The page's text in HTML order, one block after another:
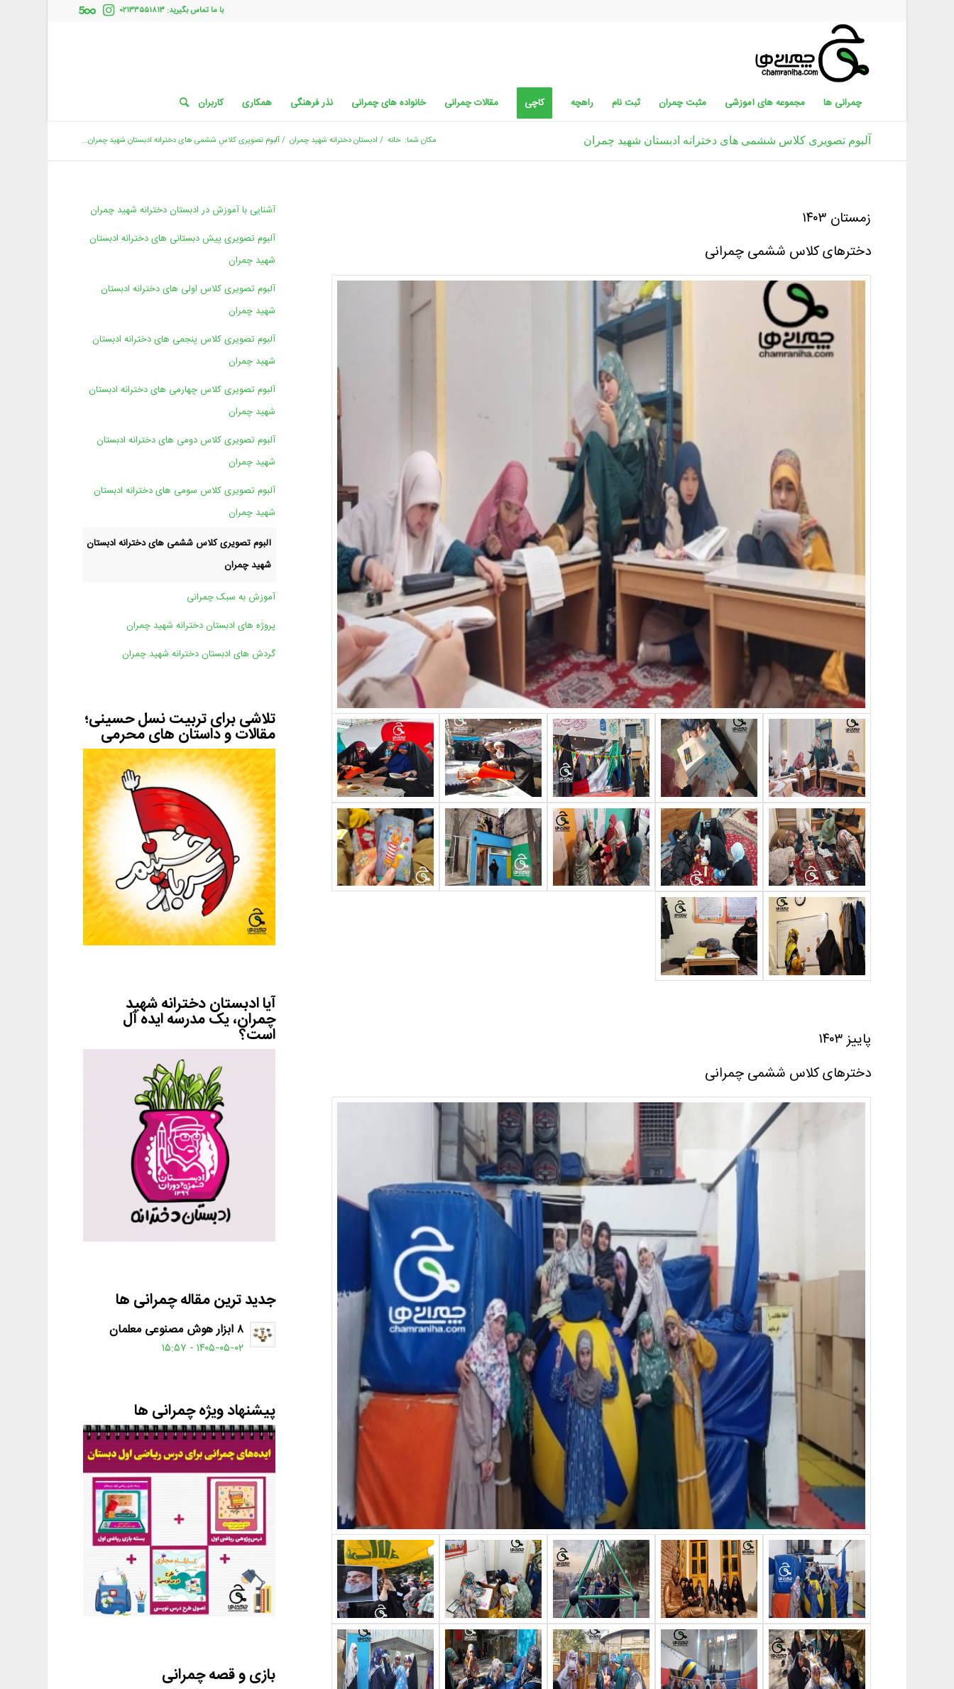
با ما تماس بگیرید: ۰۲۱۳۳۵۵۱۸۱۳
چمرانی ها مجموعه های آموزشی مثبت چمران ثبت نام راهچه کاچی مقالات چمرانی خانواده های چمرانی نذر فرهنگی همکاری کاربران
آلبوم تصویری کلاس ششمی های دخترانه ادبستان شهید چمران مکان شما: خانه / ادبستان دخترانه شهید چمران /آلبوم تصویری کلاس ششمی های دخترانه ادبستان شهید چمران...
زمستان ۱۴۰۳
دخترهای کلاس ششمی چمرانی
پاییز ۱۴۰۳
دخترهای کلاس ششمی چمرانی
آشنایی با آموزش در ادبستان دخترانه شهید چمران
آلبوم تصویری پیش دبستانی های دخترانه ادبستان
شهید چمران
آلبوم تصویری کلاس اولی های دخترانه ادبستان
شهید چمران
آلبوم تصویری کلاس پنجمی های دخترانه ادبستان
شهید چمران
آلبوم تصویری کلاس چهارمی های دخترانه ادبستان
شهید چمران
آلبوم تصویری کلاس دومی های دخترانه ادبستان
شهید چمران
آلبوم تصویری کلاس سومی های دخترانه ادبستان
شهید چمران
آلبوم تصویری کلاس ششمی های دخترانه ادبستان
شهید چمران
آموزش به سبک چمرانی
پروژه های ادبستان دخترانه شهید چمران
گردش های ادبستان دخترانه شهید چمران
تلاشی برای تربیت نسل حسینی؛
مقالات و داستان های محرمی
آیا ادبستان دخترانه شهید
چمران، یک مدرسه ایده آل
است؟
جدید ترین مقاله چمرانی ها
۸ ابزار هوش مصنوعی معلمان
۱۴۰۵-۰۵-۰۲ - ۱۵:۵۷
پیشنهاد ویژه چمرانی ها
بازی و قصه چمرانی